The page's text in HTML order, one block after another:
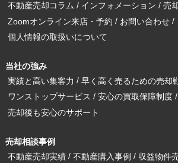
不動産売却コラム
インフォメーション
売
Zoomオンライン来店・予約
お問い合わせ
個人情報の取扱いについて
当社の強み
実績と高い集客力
早く高く売るための売却
ワンストップサービス
安心の買取保障制度
売却後も安心のサポート
売却相談事例
不動産売却実績
不動産購入事例
収益物件